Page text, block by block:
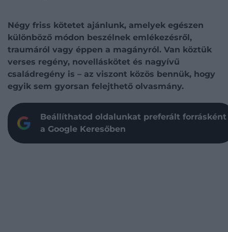
Négy friss kötetet ajánlunk, amelyek egészen
különböző módon beszélnek emlékezésről,
traumáról vagy éppen a magányról. Van köztük
verses regény, novelláskötet és nagyívű
családregény is – az viszont közös bennük, hogy
egyik sem gyorsan felejthető olvasmány.
Beállíthatod oldalunkat preferált forrásként
a Google Keresőben